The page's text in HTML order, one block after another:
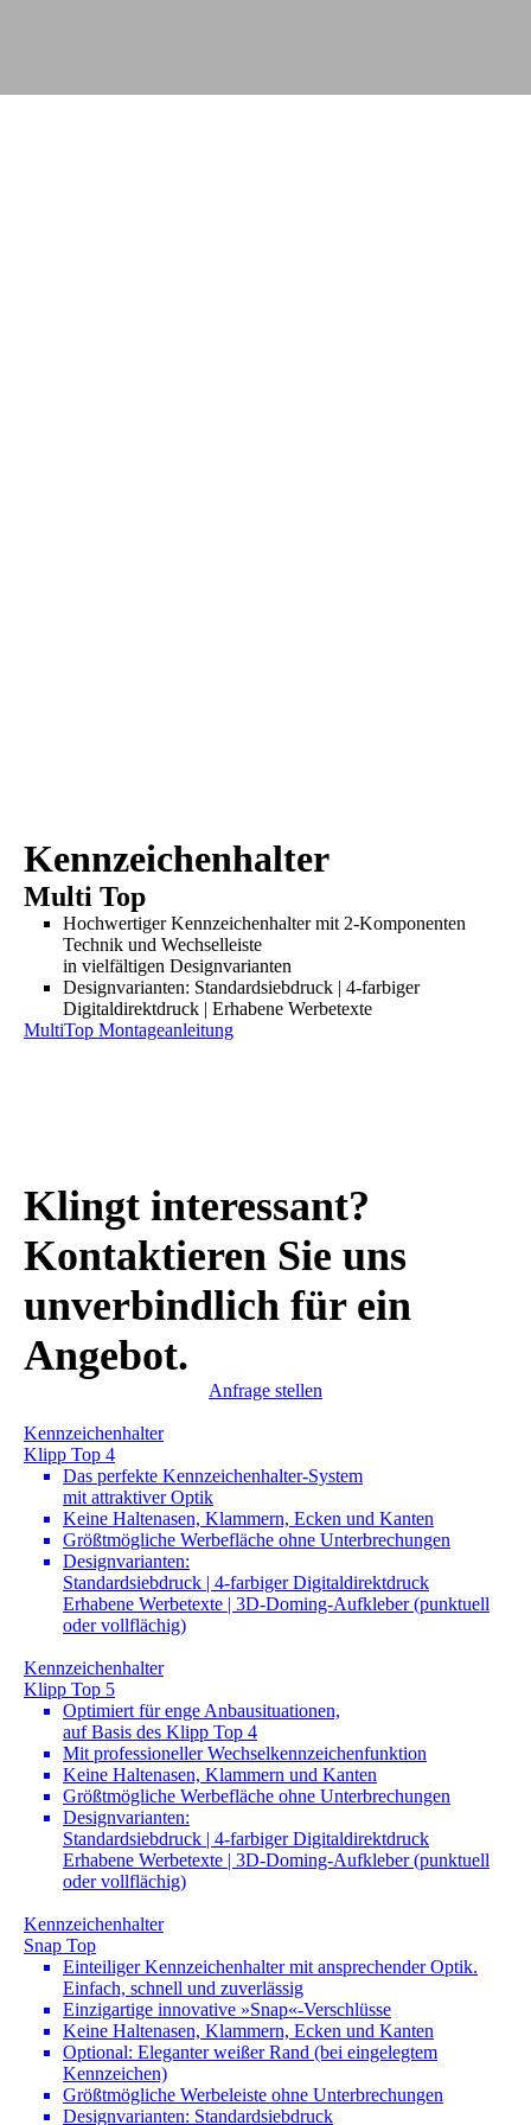
Kennzeichenhalter
Multi Top
Hochwertiger Kennzeichenhalter mit 2-Komponenten
Technik und Wechselleiste
in vielfältigen Designvarianten
Designvarianten: Standardsiebdruck | 4-farbiger
Digitaldirektdruck | Erhabene Werbetexte
MultiTop Montageanleitung
Klingt interessant?
Kontaktieren Sie uns
unverbindlich für ein
Angebot.
Anfrage stellen
Kennzeichenhalter
Klipp Top 4
Das perfekte Kennzeichenhalter-System
mit attraktiver Optik
Keine Haltenasen, Klammern, Ecken und Kanten
Größtmögliche Werbefläche ohne Unterbrechungen
Designvarianten:
Standardsiebdruck | 4-farbiger Digitaldirektdruck
Erhabene Werbetexte | 3D-Doming-Aufkleber (punktuell
oder vollflächig)
Kennzeichenhalter
Klipp Top 5
Optimiert für enge Anbausituationen,
auf Basis des Klipp Top 4
Mit professioneller Wechselkennzeichenfunktion
Keine Haltenasen, Klammern und Kanten
Größtmögliche Werbefläche ohne Unterbrechungen
Designvarianten:
Standardsiebdruck | 4-farbiger Digitaldirektdruck
Erhabene Werbetexte | 3D-Doming-Aufkleber (punktuell
oder vollflächig)
Kennzeichenhalter
Snap Top
Einteiliger Kennzeichenhalter mit ansprechender Optik.
Einfach, schnell und zuverlässig
Einzigartige innovative »Snap«-Verschlüsse
Keine Haltenasen, Klammern, Ecken und Kanten
Optional: Eleganter weißer Rand (bei eingelegtem
Kennzeichen)
Größtmögliche Werbeleiste ohne Unterbrechungen
Designvarianten: Standardsiebdruck